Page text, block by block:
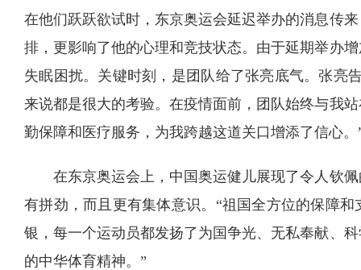
在他们跃跃欲试时，东京奥运会延迟举办的消息传
排，更影响了他的心理和竞技状态。由于延期举办
失眠困扰。关键时刻，是团队给了张亮底气。张亮
来说都是很大的考验。在疫情面前，团队始终与我
勤保障和医疗服务，为我跨越这道关口增添了信心。
在东京奥运会上，中国奥运健儿展现了令人钦
有拼劲，而且更有集体意识。“祖国全方位的保障
银，每一个运动员都发扬了为国争光、无私奉献、
的中华体育精神。”